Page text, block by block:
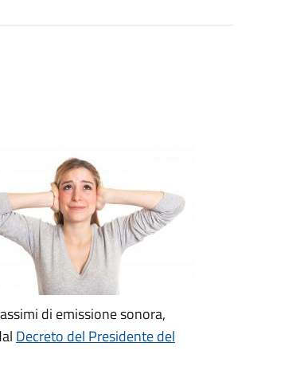
di emissione sonora,
Decreto del Presidente del